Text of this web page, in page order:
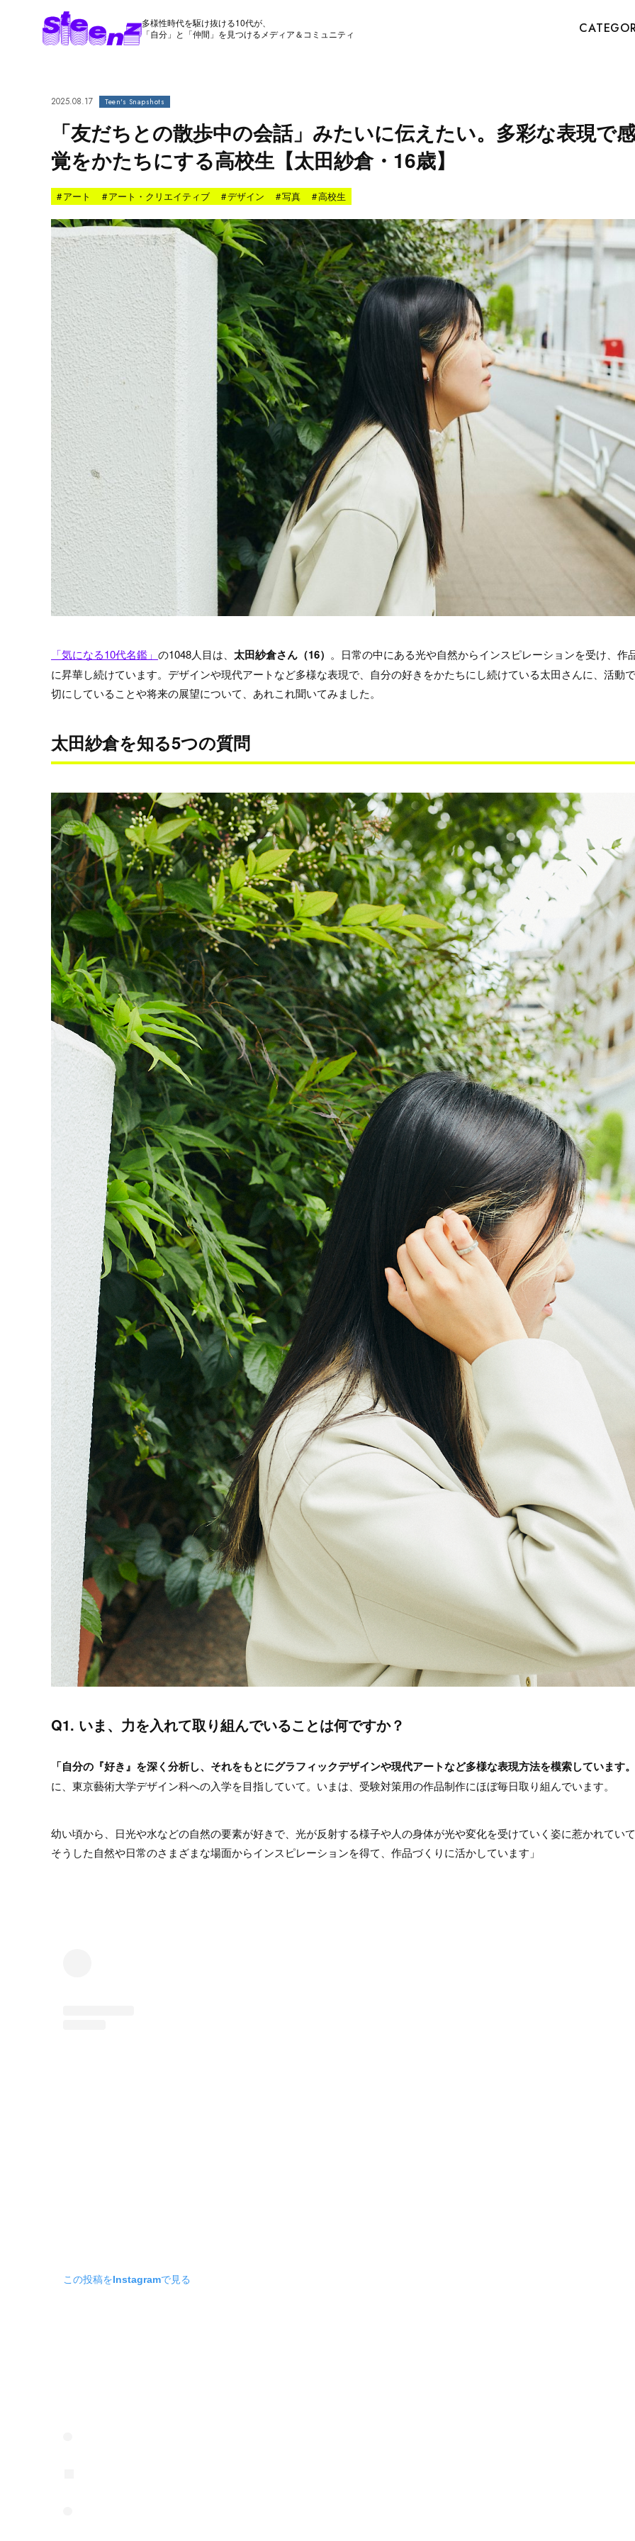
多様性時代を駆け抜ける10代が、
「自分」と「仲間」を見つけるメディア＆コミュニティ
2025.08.17 Teen's Snapshots
「友だちとの散歩中の会話」みたいに伝えたい。多彩な表現で
覚をかたちにする高校生【太田紗倉・16歳】
#アート #アート・クリエイティブ #デザイン #写真 #高校生
「気になる10代名鑑」 の1048人目は、 太田紗倉さん（16） 。 日常の中にある光や自然からインスピレーションを受け、作
に昇華し続けています。デザインや現代アートなど多様な表現で、自分の好きをかたちにし続けている太田さんに、活動
切にしていることや将来の展望について、あれこれ聞いてみました。
太田紗倉を知る5つの質問
Q1. いま、力を入れて取り組んでいることは何ですか？
「自分の『好き』を深く分析し、それをもとにグラフィックデザインや現代アートなど多様な表現方法を模索しています。
に、東京藝術大学デザイン科への入学を目指していて。いまは、受験対策用の作品制作にほぼ毎日取り組んでいます。
幼い頃から、日光や水などの自然の要素が好きで、光が反射する様子や人の身体が光や変化を受けていく姿に惹かれてい
そうした自然や日常のさまざまな場面からインスピレーションを得て、作品づくりに活かしています」
この投稿をInstagramで見る